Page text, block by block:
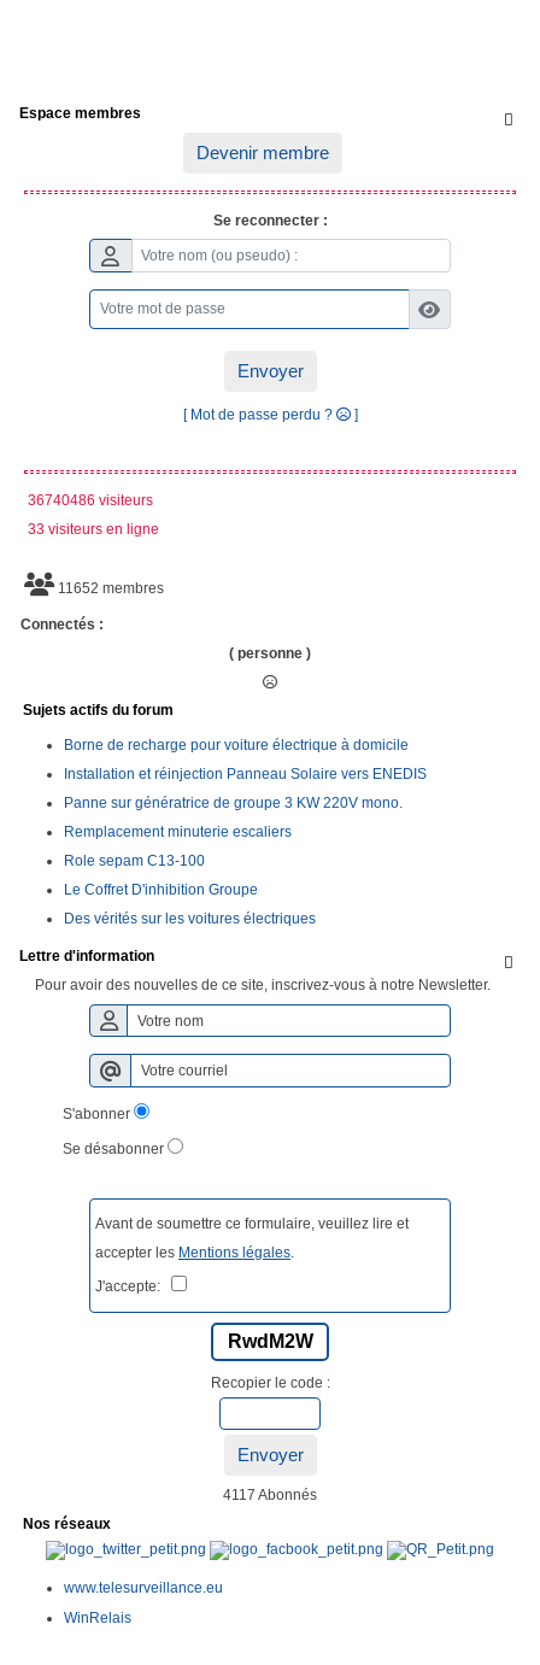

Espace membres
Devenir membre
Se reconnecter :
Envoyer
[ Mot de passe perdu ? ]
36740486 visiteurs
33 visiteurs en ligne
11652 membres
Connectés :
( personne )
Sujets actifs du forum
Borne de recharge pour voiture électrique à domicile
Installation et réinjection Panneau Solaire vers ENEDIS
Panne sur génératrice de groupe 3 KW 220V mono.
Remplacement minuterie escaliers
Role sepam C13-100
Le Coffret D'inhibition Groupe
Des vérités sur les voitures électriques

Lettre d'information
Pour avoir des nouvelles de ce site, inscrivez-vous à notre Newsletter.
S'abonner
Se désabonner
Avant de soumettre ce formulaire, veuillez lire et
accepter les Mentions légales.
J'accepte:
RwdM2W
Recopier le code :
Envoyer
4117 Abonnés
Nos réseaux
www.telesurveillance.eu
WinRelais